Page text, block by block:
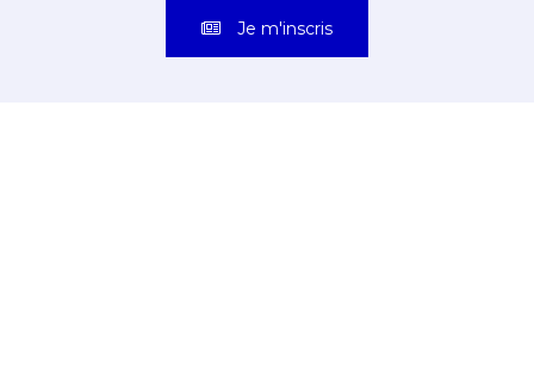
Je m'inscris